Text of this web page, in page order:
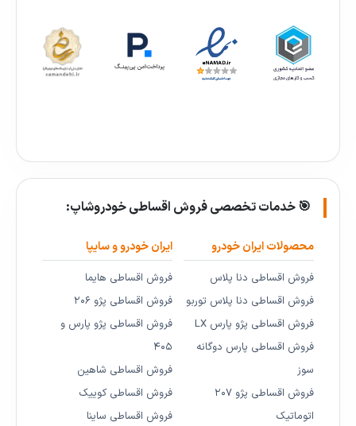
🎯 خدمات تخصصی فروش اقساطی خودروشاپ:
محصولات ایران خودرو
فروش اقساطی دنا پلاس
فروش اقساطی دنا پلاس توربو
فروش اقساطی پژو پارس LX
فروش اقساطی پارس دوگانه
سوز
فروش اقساطی پژو ۲۰۷
اتوماتیک
ایران خودرو و سایپا
فروش اقساطی هایما
فروش اقساطی پژو ۲۰۶
فروش اقساطی پژو پارس و
۴۰۵
فروش اقساطی شاهین
فروش اقساطی کوییک
فروش اقساطی ساینا